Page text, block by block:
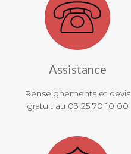
Assistance
Renseignements et devis
gratuit au 03 25 70 10 00